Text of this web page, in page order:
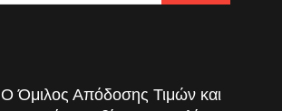
Ο Όμιλος Απόδοσης Τιμών και